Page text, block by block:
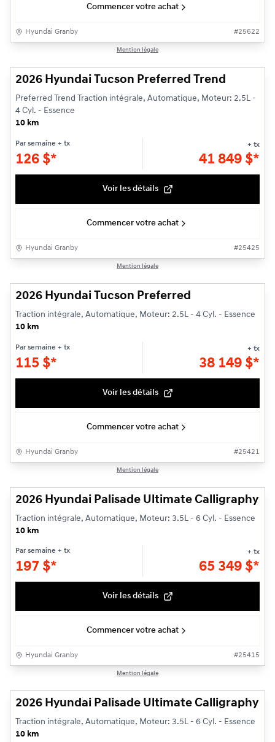
Commencer votre achat
Hyundai Granby #25622
Mention légale
2026 Hyundai Tucson Preferred Trend
Preferred Trend Traction intégrale, Automatique, Moteur: 2.5L -
4 Cyl. - Essence
10 km
Par semaine + tx
126 $*
+ tx
41 849 $*
Voir les détails
Commencer votre achat
Hyundai Granby #25425
Mention légale
2026 Hyundai Tucson Preferred
Traction intégrale, Automatique, Moteur: 2.5L - 4 Cyl. - Essence
10 km
Par semaine + tx
115 $*
+ tx
38 149 $*
Voir les détails
Commencer votre achat
Hyundai Granby #25421
Mention légale
2026 Hyundai Palisade Ultimate Calligraphy
Traction intégrale, Automatique, Moteur: 3.5L - 6 Cyl. - Essence
10 km
Par semaine + tx
197 $*
+ tx
65 349 $*
Voir les détails
Commencer votre achat
Hyundai Granby #25415
Mention légale
2026 Hyundai Palisade Ultimate Calligraphy
Traction intégrale, Automatique, Moteur: 3.5L - 6 Cyl. - Essence
10 km